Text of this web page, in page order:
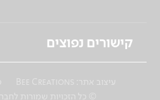
קישורים נפוצים